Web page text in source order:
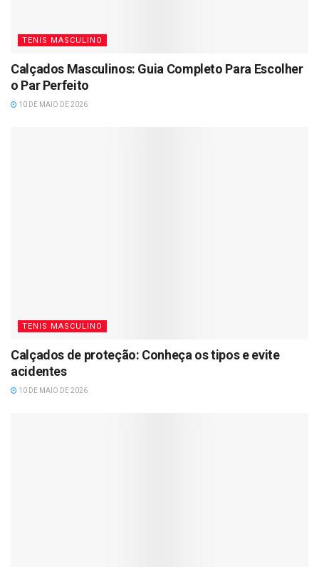
TENIS MASCULINO
Calçados Masculinos: Guia Completo Para Escolher
o Par Perfeito
10 DE MAIO DE 2026
TENIS MASCULINO
Calçados de proteção: Conheça os tipos e evite
acidentes
10 DE MAIO DE 2026